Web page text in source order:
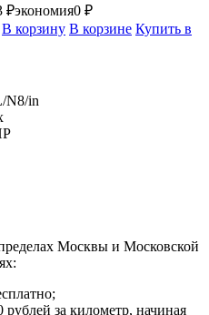
₽экономия0 ₽
В корзину В корзине Купить в
N8/in
Москвы и Московской
рублей за километр, начиная